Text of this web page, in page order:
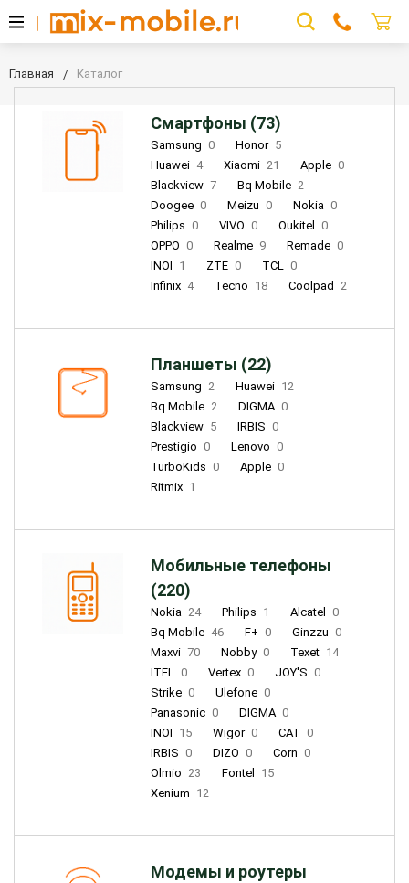
Главная Каталог
Смартфоны (73)
Samsung 0 Honor 5
Huawei 4 Xiaomi 21 Apple 0
Blackview 7 Bq Mobile 2
Doogee 0 Meizu 0 Nokia 0
Philips 0 VIVO 0 Oukitel
0
OPPO 0 Realme 9 Remade 0
INOI 1 ZTE 0 TCL 0
Infinix 4 Tecno 18 Coolpad 2
Планшеты (22)
Samsung 2 Huawei 12
Bq Mobile 2 DIGMA 0
Blackview 5 IRBIS 0
Prestigio 0 Lenovo 0
TurboKids 0 Apple 0
Ritmix 1
Мобильные телефоны
(220)
Nokia 24 Philips 1 Alcatel
0
Bq Mobile 46 F+ 0 Ginzzu 0
Maxvi 70 Nobby 0 Texet 14
ITEL 0 Vertex 0 JOY'S 0
Strike 0 Ulefone 0
Panasonic 0 DIGMA 0
INOI 15 Wigor 0 CAT 0
IRBIS 0 DIZO 0 Corn 0
Olmio 23 Fontel
15
Xenium 12
Модемы и роутеры